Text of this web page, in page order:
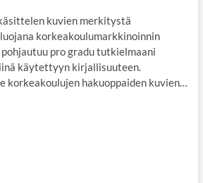
kuvien merkitystä
korkeakoulumarkkinoinnin
pro gradu tutkielmaani
käytettyyn kirjallisuuteen.
korkeakoulujen hakuoppaiden kuvien…